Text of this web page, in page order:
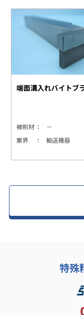
端面溝入れバイトブ
被削材
－
業界
輸送機器
特殊